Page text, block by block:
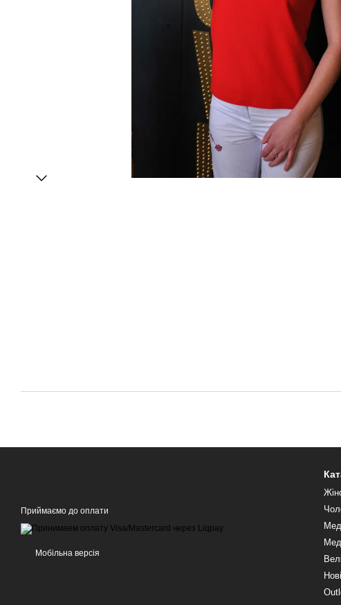
Приймаємо до оплати
Мобільна версія